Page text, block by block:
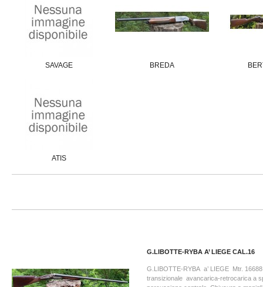
SAVAGE BREDA
ATIS
G.LIBOTTE-RYBA A’ LIEGE CAL.16
G.LIBOTTE-RYBA a’ LIEGE Mtr.
transizionale avancarica-retrocarica a